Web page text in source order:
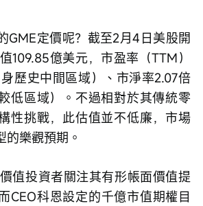
GME定價呢？截至2月4日美股開
109.85億美元，市盈率（TTM）
歷史中間區域）、市淨率2.07倍
低區域）。不過相對於其傳統零
性挑戰，此估值並不低廉，市場
的樂觀預期。
值投資者關注其有形帳面價值提
CEO科恩設定的千億市值期權目